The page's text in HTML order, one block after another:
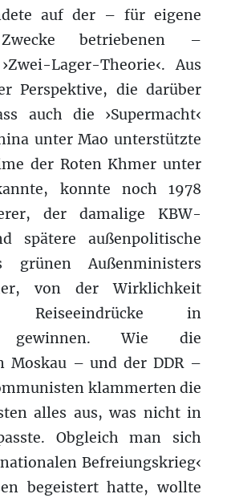
auf der – für eigene
betriebenen –
Lager-Theorie‹. Aus
Perspektive, die darüber
auch die ›Supermacht‹
unter Mao unterstützte
der Roten Khmer unter
konnte noch 1978
der damalige KBW-
spätere außenpolitische
grünen Außenministers
von der Wirklichkeit
Reiseeindrücke in
gewinnen. Wie die
Moskau – und der DDR –
klammerten die
alles aus, was nicht in
Obgleich man sich
Befreiungskrieg‹
begeistert hatte, wollte